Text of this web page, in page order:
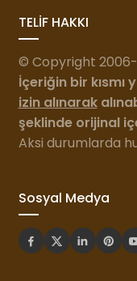
Hepimizin içine
sebebi var.
önemsememiz.
Sizin de başınıza
görmediği birisiyle
sebebi kişinin
Başkalarıyla
meşguldür ki